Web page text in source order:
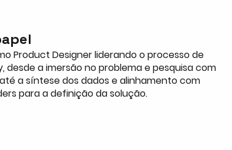
Product Designer liderando o processo de
desde a imersão no problema e pesquisa com
a síntese dos dados e alinhamento com
para a definição da solução.